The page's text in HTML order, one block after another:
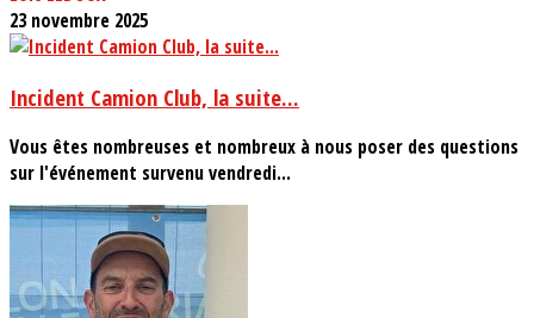
23 novembre 2025
Incident Camion Club, la suite...
Vous êtes nombreuses et nombreux à nous poser des questions
sur l'événement survenu vendredi...